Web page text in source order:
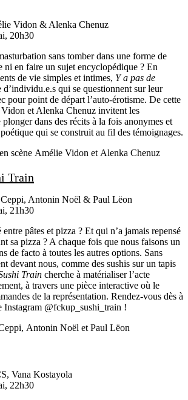
Vidon & Alenka Chenuz
20h30
sans tomber dans une forme de
ni en faire un sujet encyclopédique ? En
de vie simples et intimes, Y a pas de
d’individu.e.s qui se questionnent sur leur
pour point de départ l’auto-érotisme. De cette
et Alenka Chenuz invitent les
plonger dans des récits à la fois anonymes et
qui se construit au fil des témoignages.
scène Amélie Vidon et Alenka Chenuz
Train
Antonin Noël & Paul Lëon
21h30
pâtes et pizza ? Et qui n’a jamais repensé
sa pizza ? A chaque fois que nous faisons un
de facto à toutes les autres options. Sans
devant nous, comme des sushis sur un tapis
Train cherche à matérialiser l’acte
à travers une pièce interactive où le
de la représentation. Rendez-vous dès à
Instagram @fckup_sushi_train !
, Antonin Noël et Paul Lëon
Vana Kostayola
22h30